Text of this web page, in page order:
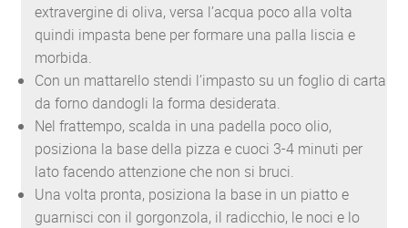
extravergine di oliva, versa l’acqua poco alla volta
quindi impasta bene per formare una palla liscia e
morbida.
Con un mattarello stendi l’impasto su un foglio di carta
da forno dandogli la forma desiderata.
Nel frattempo, scalda in una padella poco olio,
posiziona la base della pizza e cuoci 3-4 minuti per
lato facendo attenzione che non si bruci.
Una volta pronta, posiziona la base in un piatto e
guarnisci con il gorgonzola, il radicchio, le noci e lo